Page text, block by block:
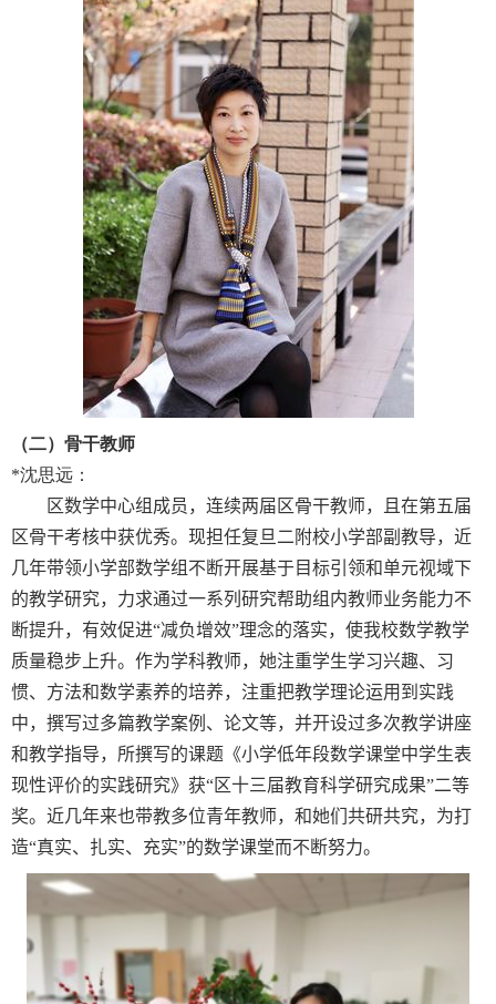
（二）骨干教师
*沈思远：
区数学中心组成员，连续两届区骨干教师，且在第五届
区骨干考核中获优秀。现担任复旦二附校小学部副教导，近
几年带领小学部数学组不断开展基于目标引领和单元视域下
的教学研究，力求通过一系列研究帮助组内教师业务能力不
断提升，有效促进“减负增效”理念的落实，使我校数学教学
质量稳步上升。作为学科教师，她注重学生学习兴趣、习
惯、方法和数学素养的培养，注重把教学理论运用到实践
中，撰写过多篇教学案例、论文等，并开设过多次教学讲座
和教学指导，所撰写的课题《小学低年段数学课堂中学生表
现性评价的实践研究》获“区十三届教育科学研究成果”二等
奖。近几年来也带教多位青年教师，和她们共研共究，为打
造“真实、扎实、充实”的数学课堂而不断努力。